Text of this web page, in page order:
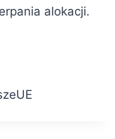
alokacji.